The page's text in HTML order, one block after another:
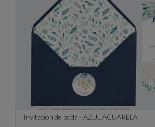
Invitación de boda - AZUL ACUARELA